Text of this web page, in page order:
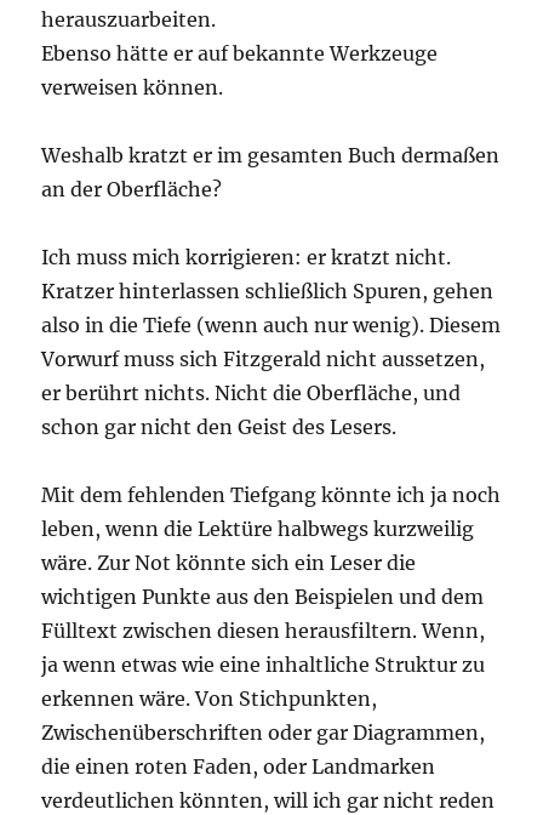
herauszuarbeiten.
Ebenso hätte er auf bekannte Werkzeuge
verweisen können.
Weshalb kratzt er im gesamten Buch dermaßen
an der Oberfläche?
Ich muss mich korrigieren: er kratzt nicht.
Kratzer hinterlassen schließlich Spuren, gehen
also in die Tiefe (wenn auch nur wenig). Diesem
Vorwurf muss sich Fitzgerald nicht aussetzen,
er berührt nichts. Nicht die Oberfläche, und
schon gar nicht den Geist des Lesers.
Mit dem fehlenden Tiefgang könnte ich ja noch
leben, wenn die Lektüre halbwegs kurzweilig
wäre. Zur Not könnte sich ein Leser die
wichtigen Punkte aus den Beispielen und dem
Fülltext zwischen diesen herausfiltern. Wenn,
ja wenn etwas wie eine inhaltliche Struktur zu
erkennen wäre. Von Stichpunkten,
Zwischenüberschriften oder gar Diagrammen,
die einen roten Faden, oder Landmarken
verdeutlichen könnten, will ich gar nicht reden